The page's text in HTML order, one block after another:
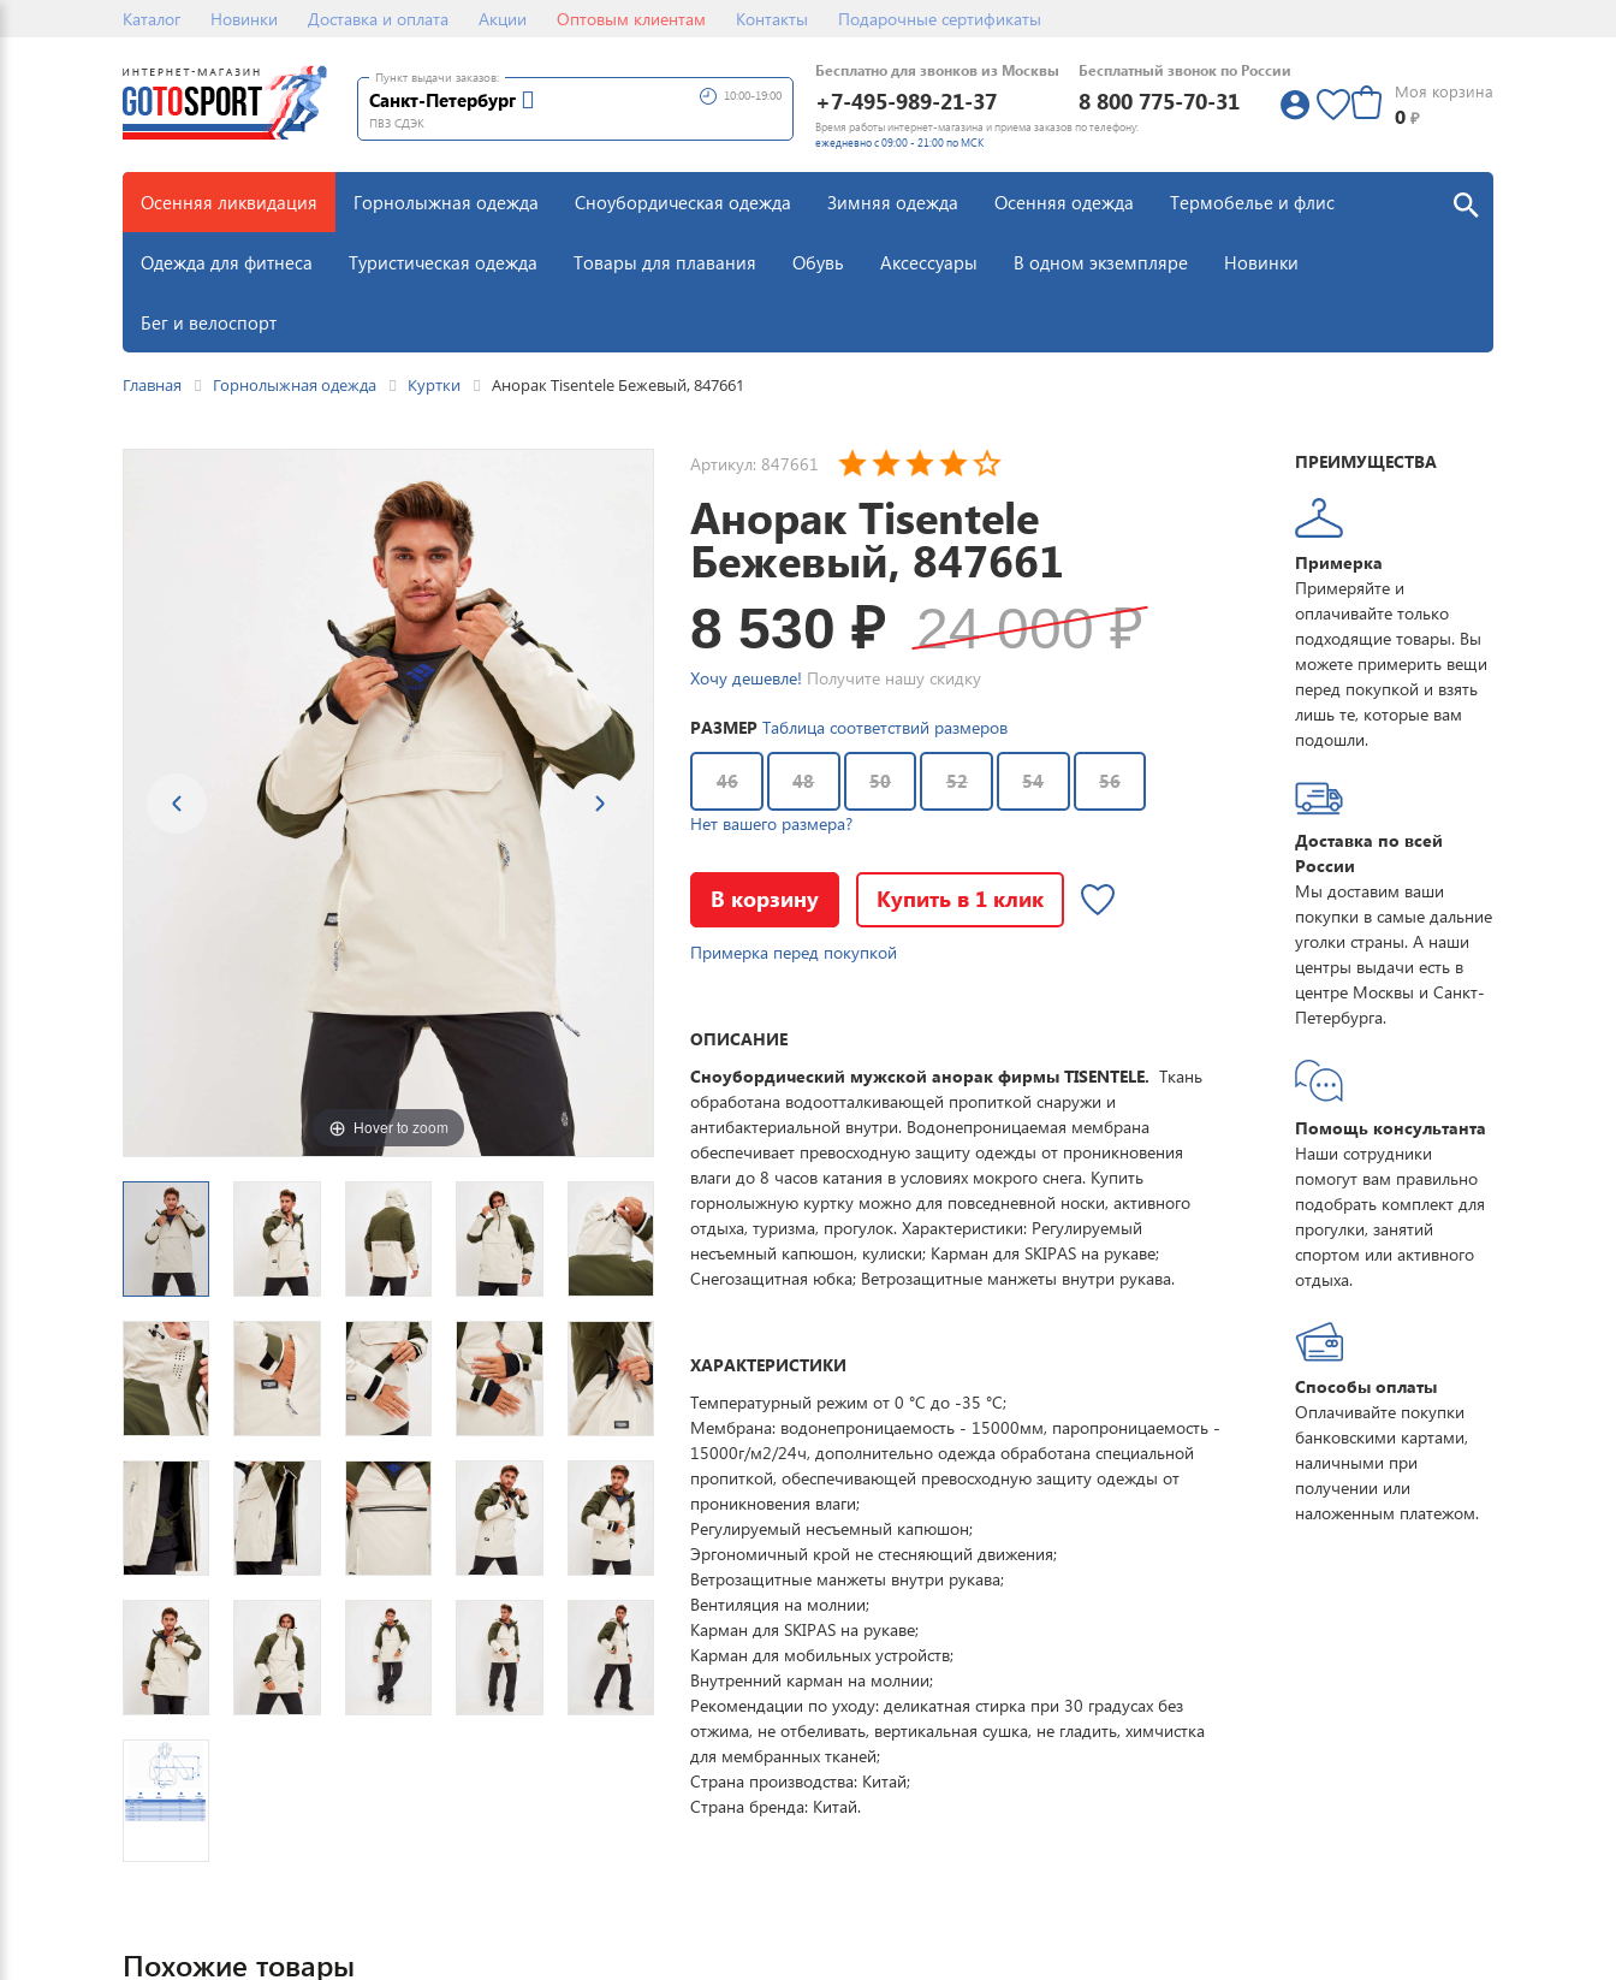
Каталог Новинки Доставка и оплата Акции Оптовым клиентам Контакты Подарочные сертификаты
Пункт выдачи заказов:
Санкт-Петербург
ПВЗ СДЭК
10:00-19:00
Бесплатно для звонков из Москвы
+7-495-989-21-37
Бесплатный звонок по России
8 800 775-70-31
Время работы интернет-магазина и приема заказов по телефону:
ежедневно с 09:00 - 21:00 по МСК
Моя корзина
0 ₽
Осенняя ликвидация Горнолыжная одежда Сноубордическая одежда Зимняя одежда Осенняя одежда Термобелье и флис
Одежда для фитнеса Туристическая одежда Товары для плавания Обувь Аксессуары В одном экземпляре Новинки
Бег и велоспорт
Главная Горнолыжная одежда Куртки Анорак Tisentele Бежевый, 847661
Hover to zoom
Артикул: 847661
Анорак Tisentele
Бежевый, 847661
8 530₽ 24 000₽
Хочу дешевле! Получите нашу скидку
РАЗМЕР Таблица соответствий размеров
46 48 50 52 54 56
Нет вашего размера?
В корзину Купить в 1 клик
Примерка перед покупкой
ОПИСАНИЕ
Сноубордический мужской анорак фирмы TISENTELE. Ткань
обработана водоотталкивающей пропиткой снаружи и
антибактериальной внутри. Водонепроницаемая мембрана
обеспечивает превосходную защиту одежды от проникновения
влаги до 8 часов катания в условиях мокрого снега. Купить
горнолыжную куртку можно для повседневной носки, активного
отдыха, туризма, прогулок. Характеристики: Регулируемый
несъемный капюшон, кулиски; Карман для SKIPAS на рукаве;
Снегозащитная юбка; Ветрозащитные манжеты внутри рукава.
ХАРАКТЕРИСТИКИ
Температурный режим от 0 °C до -35 °C;
Мембрана: водонепроницаемость - 15000мм, паропроницаемость -
15000г/м2/24ч, дополнительно одежда обработана специальной
пропиткой, обеспечивающей превосходную защиту одежды от
проникновения влаги;
Регулируемый несъемный капюшон;
Эргономичный крой не стесняющий движения;
Ветрозащитные манжеты внутри рукава;
Вентиляция на молнии;
Карман для SKIPAS на рукаве;
Карман для мобильных устройств;
Внутренний карман на молнии;
Рекомендации по уходу: деликатная стирка при 30 градусах без
отжима, не отбеливать, вертикальная сушка, не гладить, химчистка
для мембранных тканей;
Страна производства: Китай;
Страна бренда: Китай.
Похожие товары
ПРЕИМУЩЕСТВА
Примерка
Примеряйте и
оплачивайте только
подходящие товары. Вы
можете примерить вещи
перед покупкой и взять
лишь те, которые вам
подошли.
Доставка по всей
России
Мы доставим ваши
покупки в самые дальние
уголки страны. А наши
центры выдачи есть в
центре Москвы и Санкт-
Петербурга.
Помощь консультанта
Наши сотрудники
помогут вам правильно
подобрать комплект для
прогулки, занятий
спортом или активного
отдыха.
Способы оплаты
Оплачивайте покупки
банковскими картами,
наличными при
получении или
наложенным платежом.